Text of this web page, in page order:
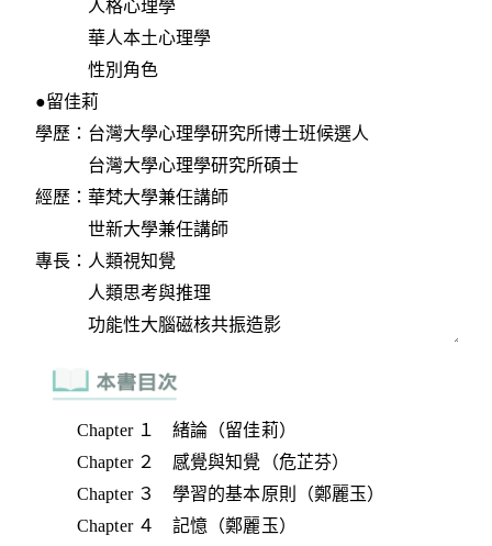
Chapter １ 緒論（留佳莉）
Chapter ２ 感覺與知覺（危芷芬）
Chapter ３ 學習的基本原則（鄭麗玉）
Chapter ４ 記憶（鄭麗玉）